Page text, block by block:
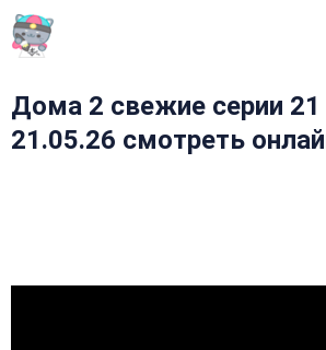
Дома 2 свежие серии
21.05.26 смотреть